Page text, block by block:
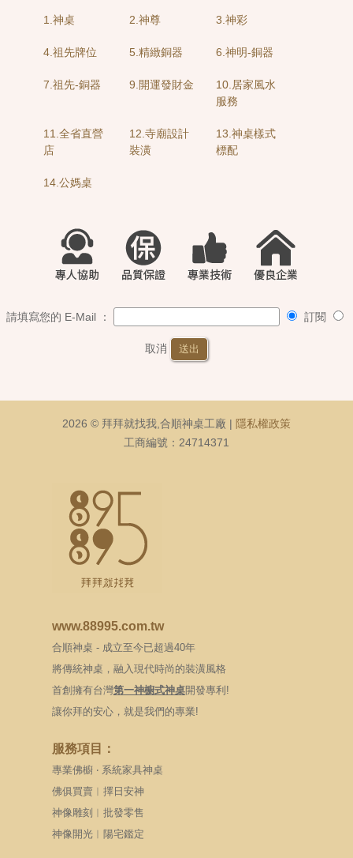
1.神桌 2.神尊 3.神彩
4.祖先牌位 5.精緻銅器 6.神明-銅器
7.祖先-銅器 9.開運發財金
10.居家風水
服務
11.全省直營
店
12.寺廟設計
裝潢
13.神桌樣式
標配
14.公媽桌
請填寫您的 E-Mail ： 訂閱
取消 送出
2026 © 拜拜就找我,合順神桌工廠 | 隱私權政策
工商編號：24714371
www.88995.com.tw
合順神桌 - 成立至今已超過40年
將傳統神桌，融入現代時尚的裝潢風格
首創擁有台灣第一神櫥式神桌開發專利!
讓你拜的安心，就是我們的專業!
服務項目：
專業佛櫥 ‧ 系統家具神桌
佛俱買賣︱擇日安神
神像雕刻︱批發零售
神像開光︱陽宅鑑定